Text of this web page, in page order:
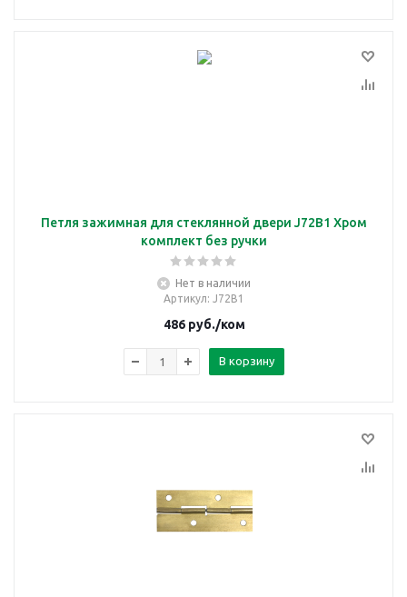
Петля зажимная для стеклянной двери J72B1 Хром
комплект без ручки
Нет в наличии
Артикул: J72B1
486руб./ком
В корзину